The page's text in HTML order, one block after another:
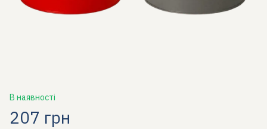
В наявності
207 грн